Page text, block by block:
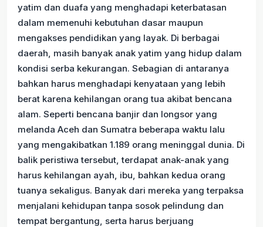
yatim dan duafa yang menghadapi keterbatasan
dalam memenuhi kebutuhan dasar maupun
mengakses pendidikan yang layak. Di berbagai
daerah, masih banyak anak yatim yang hidup dalam
kondisi serba kekurangan. Sebagian di antaranya
bahkan harus menghadapi kenyataan yang lebih
berat karena kehilangan orang tua akibat bencana
alam. Seperti bencana banjir dan longsor yang
melanda Aceh dan Sumatra beberapa waktu lalu
yang mengakibatkan 1.189 orang meninggal dunia. Di
balik peristiwa tersebut, terdapat anak-anak yang
harus kehilangan ayah, ibu, bahkan kedua orang
tuanya sekaligus. Banyak dari mereka yang terpaksa
menjalani kehidupan tanpa sosok pelindung dan
tempat bergantung, serta harus berjuang